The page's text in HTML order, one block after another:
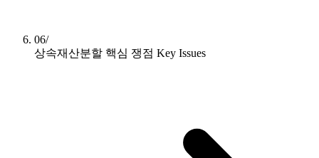
06/
상속재산분할 핵심 쟁점 Key Issues